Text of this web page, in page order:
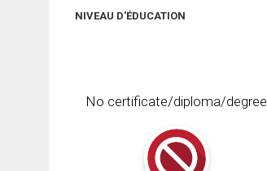
NIVEAU D'ÉDUCATION
No certificate/diploma/degree